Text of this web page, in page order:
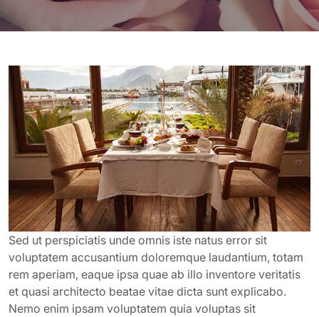
Sed ut perspiciatis unde omnis iste natus error sit
voluptatem accusantium doloremque laudantium, totam
rem aperiam, eaque ipsa quae ab illo inventore veritatis
et quasi architecto beatae vitae dicta sunt explicabo.
Nemo enim ipsam voluptatem quia voluptas sit